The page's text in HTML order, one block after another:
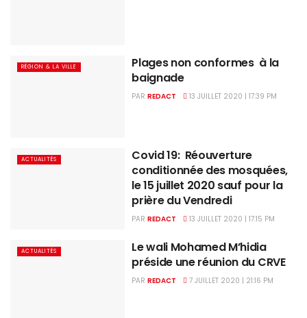
RÉGION & LA VILLE
Plages non conformes à la
baignade
PAR REDACT 13 JUILLET 2020 | 17:39 PM
ACTUALITÉS
Covid 19: Réouverture
conditionnée des mosquées,
le 15 juillet 2020 sauf pour la
prière du Vendredi
PAR REDACT 13 JUILLET 2020 | 17:15 PM
ACTUALITÉS
Le wali Mohamed M’hidia
préside une réunion du CRVE
PAR REDACT 7 JUILLET 2020 | 21:16 PM